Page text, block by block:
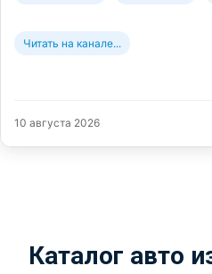
Читать на канале...
10 августа 2026
Каталог авто